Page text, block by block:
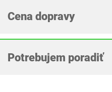
Cena dopravy
Potrebujem poradiť